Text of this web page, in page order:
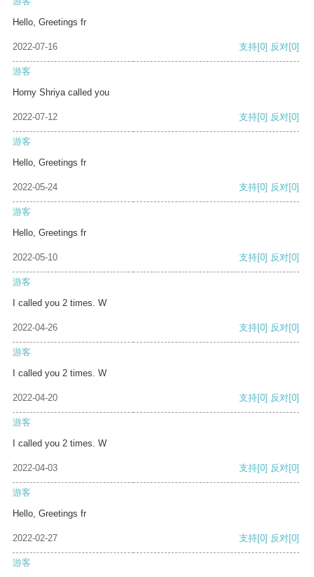
Hello, Greetings fr
2022-07-16 支持[0] 反对[0]
游客
Horny Shriya called you
2022-07-12 支持[0] 反对[0]
游客
Hello, Greetings fr
2022-05-24 支持[0] 反对[0]
游客
Hello, Greetings fr
2022-05-10 支持[0] 反对[0]
游客
I called you 2 times. W
2022-04-26 支持[0] 反对[0]
游客
I called you 2 times. W
2022-04-20 支持[0] 反对[0]
游客
I called you 2 times. W
2022-04-03 支持[0] 反对[0]
游客
Hello, Greetings fr
2022-02-27 支持[0] 反对[0]
游客